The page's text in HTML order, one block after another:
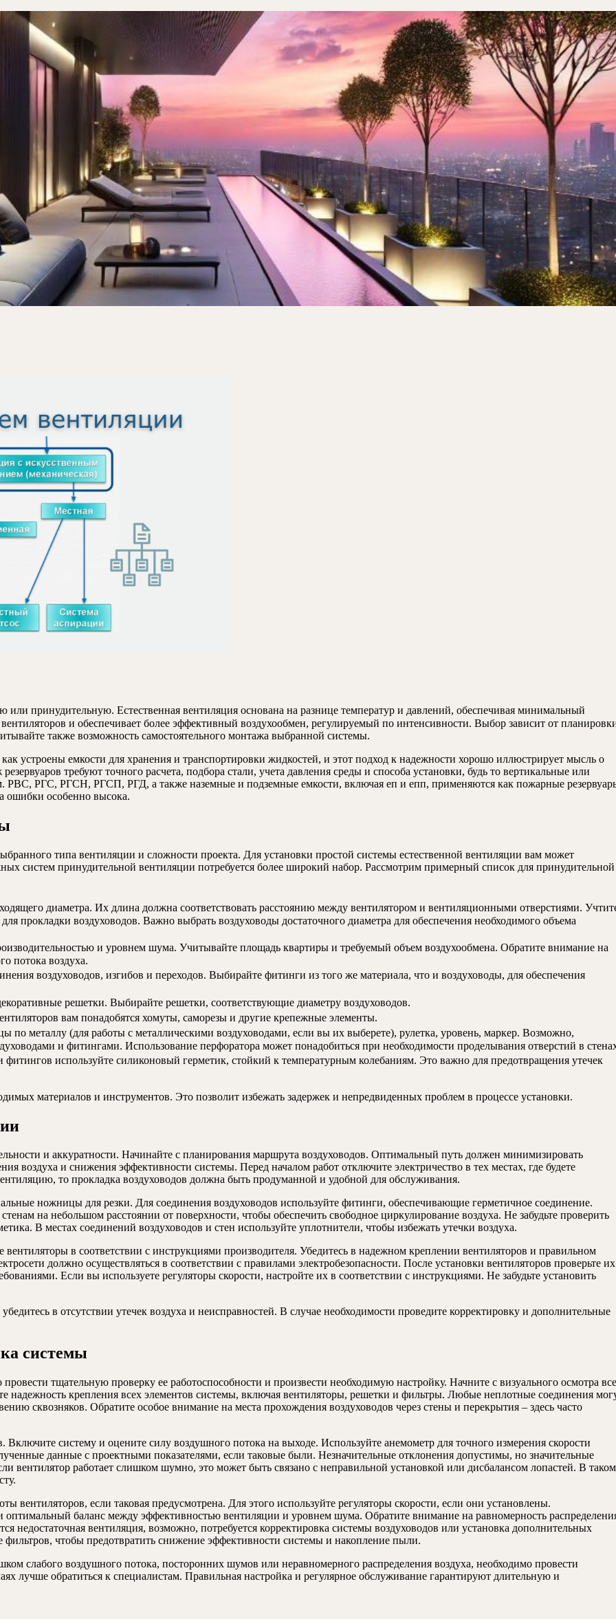
или принудительную. Естественная вентиляция основана на разнице температур и давлений, обеспечивая минимальный
и обеспечивает более эффективный воздухообмен, регулируемый по интенсивности. Выбор зависит от
также возможность самостоятельного монтажа выбранной системы.
устроены емкости для хранения и транспортировки жидкостей, и этот подход к надежности хорошо иллюстрирует мысль о
требуют точного расчета, подбора стали, учета давления среды и способа установки, будь то вертикальные или
РВС, РГС, РГСН, РГСП, РГД, а также наземные и подземные емкости, включая еп и епп, применяются как пожарные
ошибки особенно высока.
типа вентиляции и сложности проекта. Для установки простой системы естественной вентиляции вам может
систем принудительной вентиляции потребуется более широкий набор. Рассмотрим примерный список для принудительной
диаметра. Их длина должна соответствовать расстоянию между вентилятором и вентиляционными отверстиями.
прокладки воздуховодов. Важно выбрать воздуховоды достаточного диаметра для обеспечения необходимого объема
и уровнем шума. Учитывайте площадь квартиры и требуемый объем воздухообмена. Обратите внимание на
потока воздуха.
воздуховодов, изгибов и переходов. Выбирайте фитинги из того же материала, что и воздуховоды, для обеспечения
решетки. Выбирайте решетки, соответствующие диаметру воздуховодов.
вам понадобятся хомуты, саморезы и другие крепежные элементы.
по металлу (для работы с металлическими воздуховодами, если вы их выберете), рулетка, уровень, маркер. Возможно,
и фитингами. Использование перфоратора может понадобиться при необходимости проделывания отверстий в
фитингов используйте силиконовый герметик, стойкий к температурным колебаниям. Это важно для предотвращения утечек
материалов и инструментов. Это позволит избежать задержек и непредвиденных проблем в процессе установки.
и аккуратности. Начинайте с планирования маршрута воздуховодов. Оптимальный путь должен минимизировать
воздуха и снижения эффективности системы. Перед началом работ отключите электричество в тех местах, где будете
то прокладка воздуховодов должна быть продуманной и удобной для обслуживания.
ножницы для резки. Для соединения воздуховодов используйте фитинги, обеспечивающие герметичное соединение.
на небольшом расстоянии от поверхности, чтобы обеспечить свободное циркулирование воздуха. Не забудьте проверить
В местах соединений воздуховодов и стен используйте уплотнители, чтобы избежать утечки воздуха.
вентиляторы в соответствии с инструкциями производителя. Убедитесь в надежном креплении вентиляторов и правильном
должно осуществляться в соответствии с правилами электробезопасности. После установки вентиляторов проверьте их
Если вы используете регуляторы скорости, настройте их в соответствии с инструкциями. Не забудьте установить
в отсутствии утечек воздуха и неисправностей. В случае необходимости проведите корректировку и дополнительные
системы
тщательную проверку ее работоспособности и произвести необходимую настройку. Начните с визуального осмотра
надежность крепления всех элементов системы, включая вентиляторы, решетки и фильтры. Любые неплотные соединения
сквозняков. Обратите особое внимание на места прохождения воздуховодов через стены и перекрытия – здесь часто
Включите систему и оцените силу воздушного потока на выходе. Используйте анемометр для точного измерения скорости
данные с проектными показателями, если таковые были. Незначительные отклонения допустимы, но значительные
вентилятор работает слишком шумно, это может быть связано с неправильной установкой или дисбалансом лопастей. В таком
вентиляторов, если таковая предусмотрена. Для этого используйте регуляторы скорости, если они установлены.
баланс между эффективностью вентиляции и уровнем шума. Обратите внимание на равномерность
недостаточная вентиляция, возможно, потребуется корректировка системы воздуховодов или установка дополнительных
чтобы предотвратить снижение эффективности системы и накопление пыли.
слабого воздушного потока, посторонних шумов или неравномерного распределения воздуха, необходимо провести
лучше обратиться к специалистам. Правильная настройка и регулярное обслуживание гарантируют длительную и